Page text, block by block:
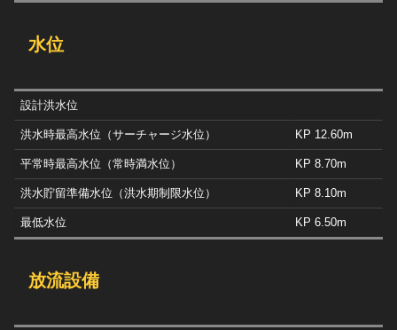
水位
設計洪水位
洪水時最高水位（サーチャージ水位） KP 12.60m
平常時最高水位（常時満水位） KP 8.70m
洪水貯留準備水位（洪水期制限水位） KP 8.10m
最低水位 KP 6.50m
放流設備